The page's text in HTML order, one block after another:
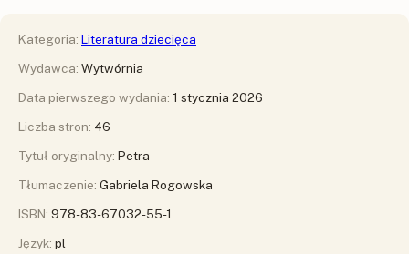
Kategoria: Literatura dziecięca
Wydawca: Wytwórnia
Data pierwszego wydania: 1 stycznia 2026
Liczba stron: 46
Tytuł oryginalny: Petra
Tłumaczenie: Gabriela Rogowska
ISBN: 978-83-67032-55-1
Język: pl